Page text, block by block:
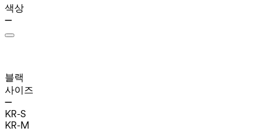
색상
블랙
사이즈
KR-S
KR-M